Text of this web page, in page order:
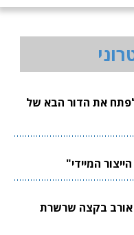
לפתח את הדור הבא של
צוואר הבקבוק הבא בשוק ה-AI אורב בקצה שרשרת